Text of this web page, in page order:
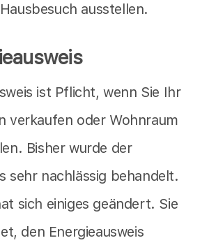
ausstellen.
ist Pflicht, wenn Sie Ihr
verkaufen oder Wohnraum
Bisher wurde der
sehr nachlässig behandelt.
sich einiges geändert. Sie
den Energieausweis